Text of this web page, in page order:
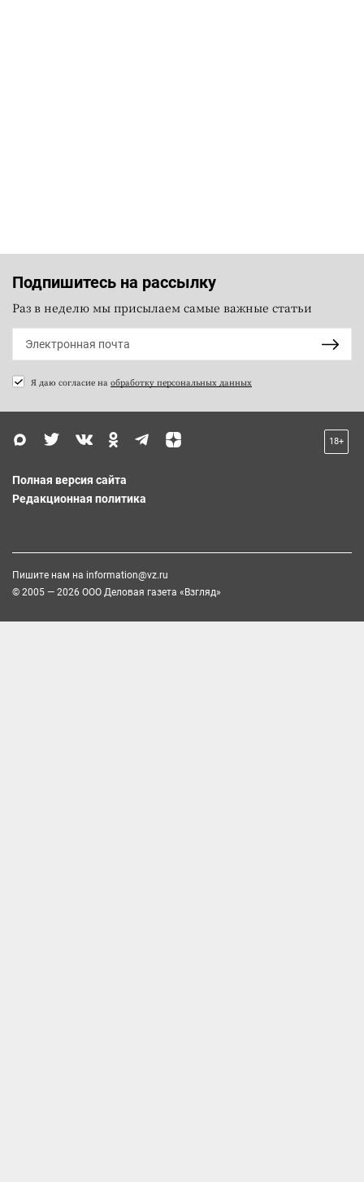
Подпишитесь на рассылку
Раз в неделю мы присылаем самые важные статьи
Я даю согласие на обработку персональных данных
18+
Полная версия сайта
Редакционная политика
Пишите нам на information@vz.ru
© 2005 — 2026 ООО Деловая газета «Взгляд»